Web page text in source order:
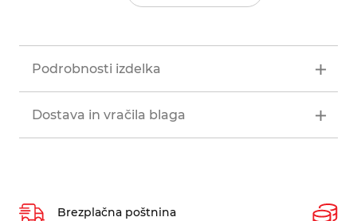
Podrobnosti izdelka
Dostava in vračila blaga
Brezplačna poštnina